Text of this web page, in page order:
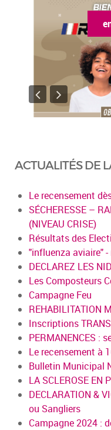
en savoir plus
ACTUALITÉS DE
Le recensement
SÉCHERESSE –
(NIVEAU CRISE)
Résultats des
"influenza aviaire" -
DECLAREZ LES
Les Composteurs
Campagne Feu
REHABILITATION
Inscriptions
PERMANENCES :
Le recensement à
Bulletin Municipal
LA SCLEROSE EN
DECLARATION &
ou Sangliers
Campagne 2024 :